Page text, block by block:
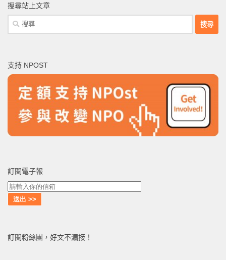
搜尋站上文章
搜
尋
字:
支持 NPOST
訂閱電子報
訂閱粉絲團，好文不漏接！